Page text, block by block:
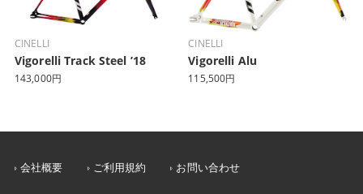
CINELLI
Vigorelli Track Steel ’18
143,000円
CINELLI
Vigorelli Alu
115,500円
会社概要 ご利用規約 お問い合わせ